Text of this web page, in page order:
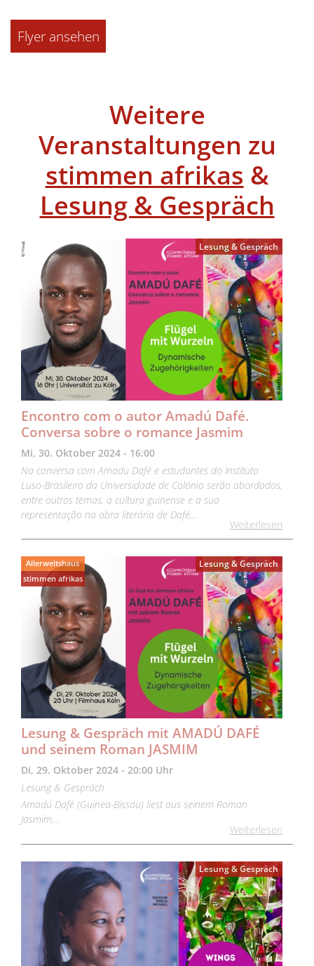
Flyer ansehen
Weitere
Veranstaltungen zu
stimmen afrikas &
Lesung & Gespräch
Lesung & Gespräch
Encontro com o autor Amadú Dafé.
Conversa sobre o romance Jasmim
Mi, 30. Oktober 2024 - 16:00
Na conversa com Amadu Dafé e estudantes do Instituto
Luso-Brasileiro da Universidade de Colónia serão abordados,
entre outros temas, a cultura guinense e a sua
representação na obra literária de Dafé,…
Weiterlesen
Allerweltshaus
stimmen afrikas
Lesung & Gespräch
Lesung & Gespräch mit AMADÚ DAFÉ
und seinem Roman JASMIM
Di, 29. Oktober 2024 - 20:00 Uhr
Lesung & Gespräch
Amadú Dafé (Guinea-Bissau) liest aus seinem Roman
Jasmim…
Weiterlesen
Lesung & Gespräch